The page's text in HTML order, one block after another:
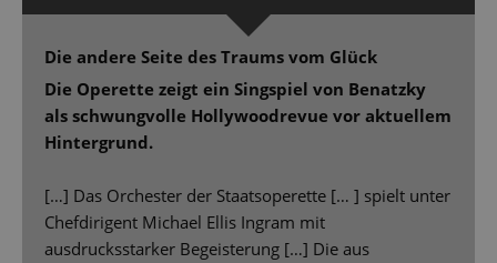
Die andere Seite des Traums vom Glück
Die Operette zeigt ein Singspiel von Benatzky
als schwungvolle Hollywoodrevue vor aktuellem
Hintergrund.
[…] Das Orchester der Staatsoperette [… ] spielt unter
Chefdirigent Michael Ellis Ingram mit
ausdrucksstarker Begeisterung […] Die aus